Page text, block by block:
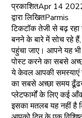
प्रकाशितApr 14
द्वारा लिखितParmis
टिकटॉक तेजी से बढ़
बनने के बारे में सोच रहे
पहुंचा जाए। आपने यह
पोस्ट करने का सबसे
ये केवल आपकी समस्याएं
का सबसे अच्छा समय
प्लेटफार्मों के लिए कई
इसका मतलब यह नहीं है